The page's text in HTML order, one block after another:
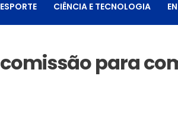
ESPORTE CIÊNCIA E TECNOLOGIA
comissão para